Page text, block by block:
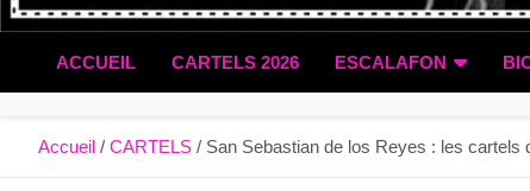
ACCUEIL CARTELS 2026 ESCALAFON
Accueil CARTELS San Sebastian de los Reyes : les cartels